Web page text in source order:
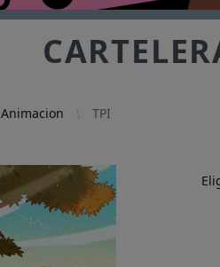
Animacion TPI